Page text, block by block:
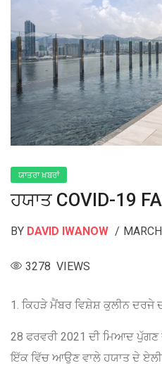
ਯਾਤਰਾ ਖ਼ਬਰਾਂ
ਹਯਾਤ COVID-19
BY DAVID IWANOW
3278 VIEWS
1. ਕਿਹੜੇ ਮੈਂਬਰ ਵਿਸ਼ੇਸ਼ ਕੁਲੀਨ
28 ਫਰਵਰੀ 2021 ਦੀ ਮਿਆਦ ਪੁੱਗਣ
ਇੱਕ ਵਿੱਚ ਆਉਣ ਵਾਲੇ ਹਯਾਤ ਦੇ